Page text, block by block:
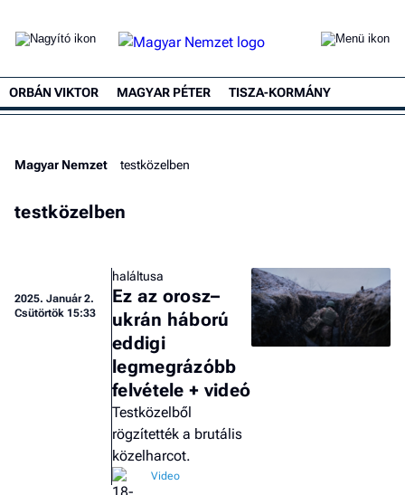
ORBÁN VIKTOR MAGYAR PÉTER TISZA-KORMÁNY
Magyar Nemzet testközelben
testközelben
2025. Január 2.
Csütörtök 15:33
haláltusa
Ez az orosz–
ukrán háború
eddigi
legmegrázóbb
felvétele + videó
Testközelből
rögzítették a brutális
közelharcot.